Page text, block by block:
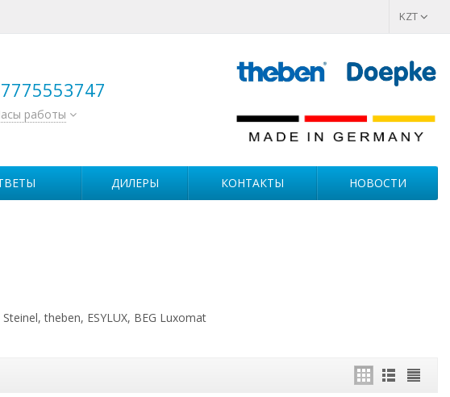
KZT
работы
ДИЛЕРЫ КОНТАКТЫ НОВОСТИ
theben, ESYLUX, BEG Luxomat